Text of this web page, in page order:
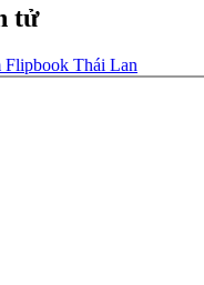
tử
Flipbook Thái Lan